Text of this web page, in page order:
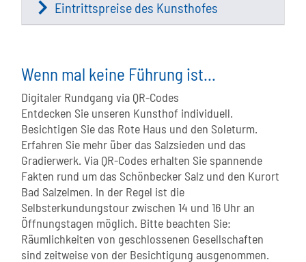
Eintrittspreise des Kunsthofes
Wenn mal keine Führung ist...
Digitaler Rundgang via QR-Codes
Entdecken Sie unseren Kunsthof individuell.
Besichtigen Sie das Rote Haus und den Soleturm.
Erfahren Sie mehr über das Salzsieden und das
Gradierwerk. Via QR-Codes erhalten Sie spannende
Fakten rund um das Schönbecker Salz und den Kurort
Bad Salzelmen. In der Regel ist die
Selbsterkundungstour zwischen 14 und 16 Uhr an
Öffnungstagen möglich. Bitte beachten Sie:
Räumlichkeiten von geschlossenen Gesellschaften
sind zeitweise von der Besichtigung ausgenommen.